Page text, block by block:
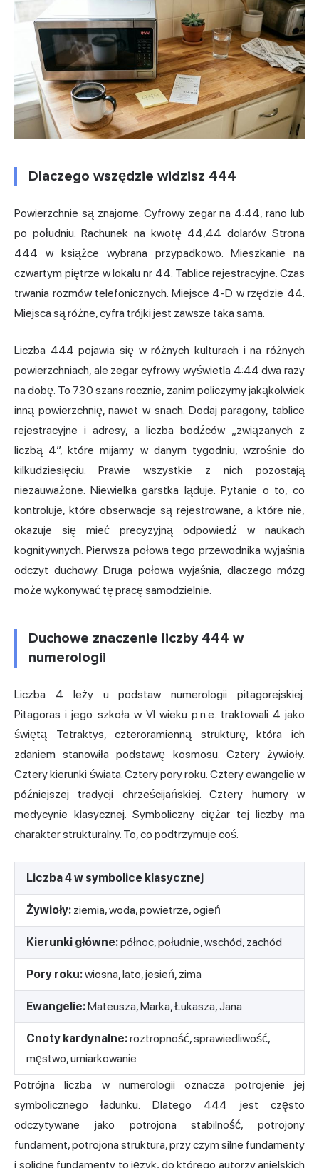
Dlaczego wszędzie widzisz 444
Powierzchnie są znajome. Cyfrowy zegar na 4:44, rano lub
po południu. Rachunek na kwotę 44,44 dolarów. Strona
444 w książce wybrana przypadkowo. Mieszkanie na
czwartym piętrze w lokalu nr 44. Tablice rejestracyjne. Czas
trwania rozmów telefonicznych. Miejsce 4-D w rzędzie 44.
Miejsca są różne, cyfra trójki jest zawsze taka sama.
Liczba 444 pojawia się w różnych kulturach i na różnych
powierzchniach, ale zegar cyfrowy wyświetla 4:44 dwa razy
na dobę. To 730 szans rocznie, zanim policzymy jakąkolwiek
inną powierzchnię, nawet w snach. Dodaj paragony, tablice
rejestracyjne i adresy, a liczba bodźców „związanych z
liczbą 4”, które mijamy w danym tygodniu, wzrośnie do
kilkudziesięciu. Prawie wszystkie z nich pozostają
niezauważone. Niewielka garstka ląduje. Pytanie o to, co
kontroluje, które obserwacje są rejestrowane, a które nie,
okazuje się mieć precyzyjną odpowiedź w naukach
kognitywnych. Pierwsza połowa tego przewodnika wyjaśnia
odczyt duchowy. Druga połowa wyjaśnia, dlaczego mózg
może wykonywać tę pracę samodzielnie.
Duchowe znaczenie liczby 444 w
numerologii
Liczba 4 leży u podstaw numerologii pitagorejskiej.
Pitagoras i jego szkoła w VI wieku p.n.e. traktowali 4 jako
świętą Tetraktys, czteroramienną strukturę, która ich
zdaniem stanowiła podstawę kosmosu. Cztery żywioły.
Cztery kierunki świata. Cztery pory roku. Cztery ewangelie w
późniejszej tradycji chrześcijańskiej. Cztery humory w
medycynie klasycznej. Symboliczny ciężar tej liczby ma
charakter strukturalny. To, co podtrzymuje coś.
Liczba 4 w symbolice klasycznej
Żywioły: ziemia, woda, powietrze, ogień
Kierunki główne:północ, południe, wschód, zachód
Pory roku:wiosna, lato, jesień, zima
Ewangelie:Mateusza, Marka, Łukasza, Jana
Cnoty kardynalne:roztropność, sprawiedliwość,
męstwo, umiarkowanie
Potrójna liczba w numerologii oznacza potrojenie jej
symbolicznego ładunku. Dlatego 444 jest często
odczytywane jako potrojona stabilność, potrojony
fundament, potrojona struktura, przy czym silne fundamenty
i solidne fundamenty to język, do którego autorzy anielskich